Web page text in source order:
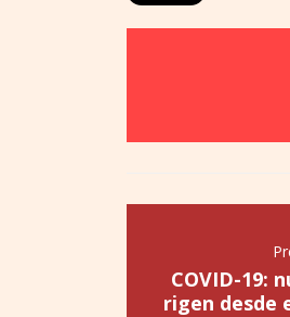
COVID-19:
rigen desde